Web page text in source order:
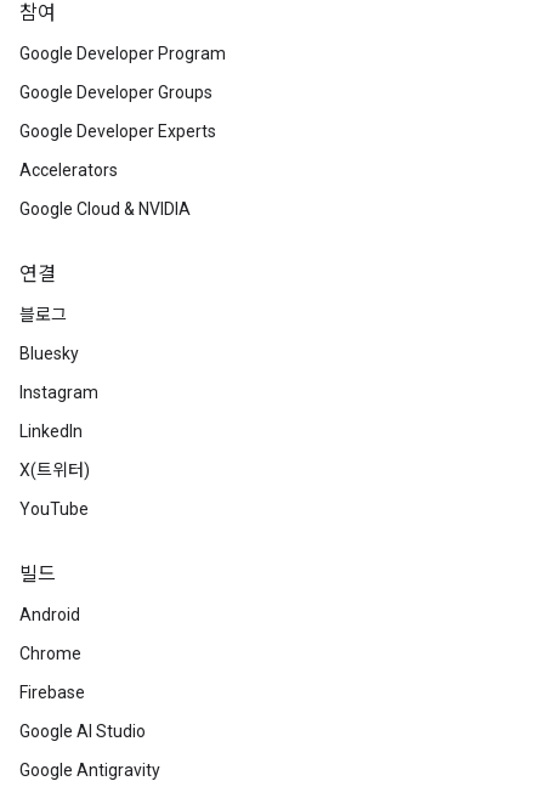
참여
Google Developer Program
Google Developer Groups
Google Developer Experts
Accelerators
Google Cloud & NVIDIA
연결
블로그
Bluesky
Instagram
LinkedIn
X(트위터)
YouTube
빌드
Android
Chrome
Firebase
Google AI Studio
Google Antigravity